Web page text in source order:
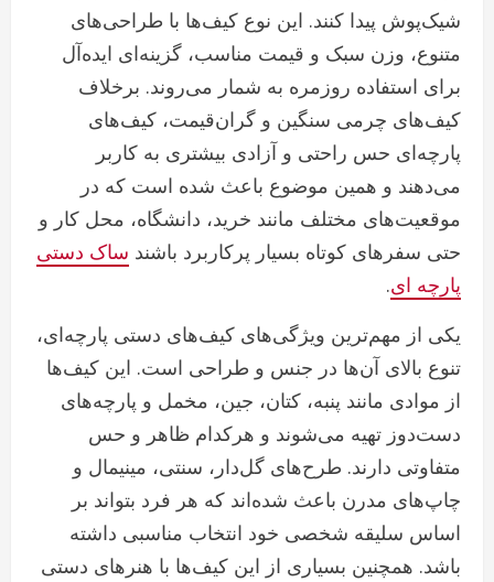
شیک‌پوش پیدا کنند. این نوع کیف‌ها با طراحی‌های
متنوع، وزن سبک و قیمت مناسب، گزینه‌ای ایده‌آل
برای استفاده روزمره به شمار می‌روند. برخلاف
کیف‌های چرمی سنگین و گران‌قیمت، کیف‌های
پارچه‌ای حس راحتی و آزادی بیشتری به کاربر
می‌دهند و همین موضوع باعث شده است که در
موقعیت‌های مختلف مانند خرید، دانشگاه، محل کار و
حتی سفرهای کوتاه بسیار پرکاربرد باشند ساک دستی
پارچه ای.
یکی از مهم‌ترین ویژگی‌های کیف‌های دستی پارچه‌ای،
تنوع بالای آن‌ها در جنس و طراحی است. این کیف‌ها
از موادی مانند پنبه، کتان، جین، مخمل و پارچه‌های
دست‌دوز تهیه می‌شوند و هرکدام ظاهر و حس
متفاوتی دارند. طرح‌های گل‌دار، سنتی، مینیمال و
چاپ‌های مدرن باعث شده‌اند که هر فرد بتواند بر
اساس سلیقه شخصی خود انتخاب مناسبی داشته
باشد. همچنین بسیاری از این کیف‌ها با هنرهای دستی